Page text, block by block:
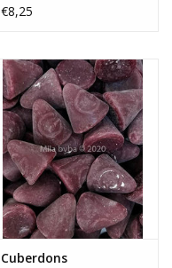
€8,25
Cuberdons